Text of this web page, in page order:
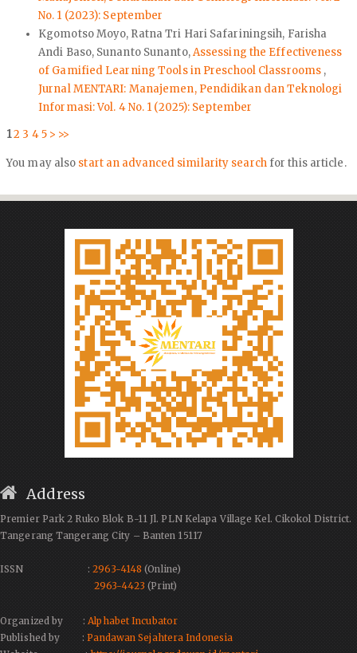
No. 1 (2023): September
Kgomotso Moyo, Ratna Tri Hari Safariningsih, Farisha
Andi Baso, Sunanto Sunanto,Assessing the Effectiveness
of Gamified Learning Tools in Preschool Classrooms ,
Jurnal MENTARI: Manajemen, Pendidikan dan Teknologi
Informasi: Vol. 4 No. 1 (2025): September
12 3 45 > >>
You may also start an advanced similarity searchfor this article.
Address
Premier Park 2 Ruko Blok B-11 Jl. PLN Kelapa Village Kel. Cikokol District.
Tangerang Tangerang City – Banten 15117
ISSN :2963-4148 (Online)
2963-4423 (Print)
Organized by :Alphabet Incubator
Published by :Pandawan Sejahtera Indonesia